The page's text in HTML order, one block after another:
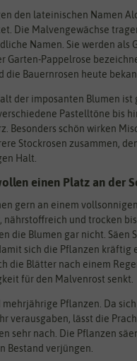
den lateinischen Namen
Die Malvengewächse
Namen. Sie werden als
Garten-Pappelrose
die Bauernrosen heute
der imposanten Blumen ist
Pastelltöne bis
Besonders schön wirken
Stockrosen zusammen,
Halt.
einen Platz an der
gern an einem
nährstoffreich und trocken
die Blumen gar nicht. Säen
sich die Pflanzen kräftig
die Blätter nach einem
für den Malvenrost senkt.
mehrjährige Pflanzen. Da
verausgaben, lässt die
sehr nach. Die Pflanzen
Bestand verjüngen.